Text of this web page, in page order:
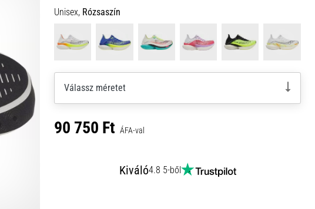
Unisex, Rózsaszín
Válassz méretet
90 750 Ft ÁFA-val
Kiváló4.8 5-ből